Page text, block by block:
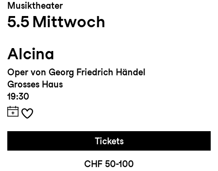
Musiktheater
5.5 Mittwoch
Alcina
Oper von Georg Friedrich Händel
Grosses Haus
19:30
Tickets
CHF 50-100